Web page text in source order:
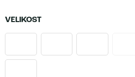
VELIKOST